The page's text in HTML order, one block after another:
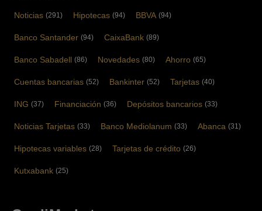
Noticias (291) Hipotecas (94) BBVA (94)
Banco Santander (94) CaixaBank (89)
Banco Sabadell (86) Novedades (80) Ahorro (65)
Cuentas bancarias (52) Bankinter (52) Tarjetas (40)
ING (37) Financiación (36) Depósitos bancarios (33)
Noticias Tarjetas (33) Banco Mediolanum (33) Abanca (31)
Hipotecas variables (28) Tarjetas de crédito (26)
Kutxabank (25)